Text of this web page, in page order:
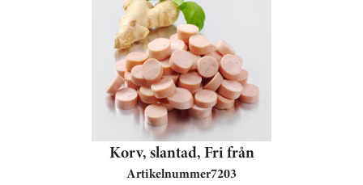
Korv, slantad, Fri från
Artikelnummer7203